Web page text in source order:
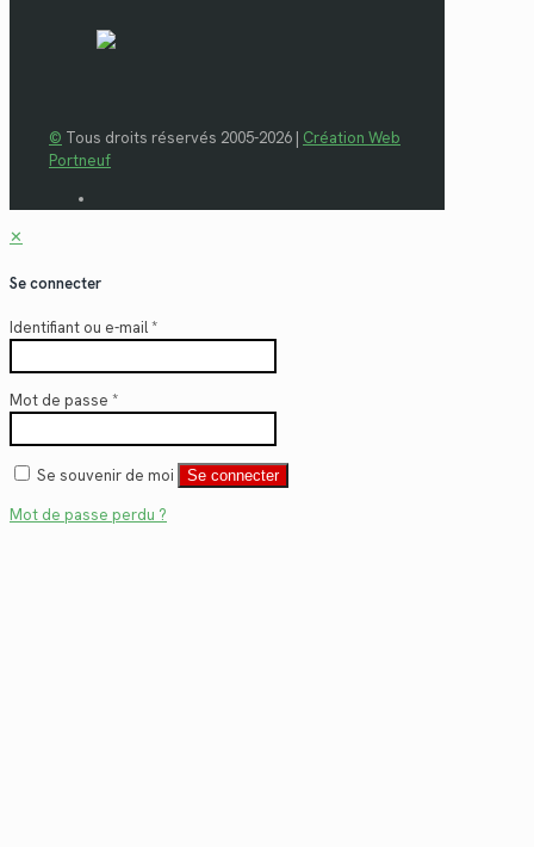
© Tous droits réservés 2005-2026 | Création Web
Portneuf
✕
Se connecter
Identifiant ou e-mail*
Mot de passe *
Se souvenir de moi Se connecter
Mot de passe perdu ?